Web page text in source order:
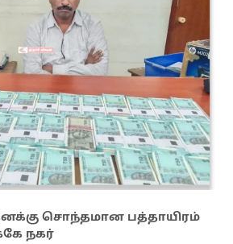
சொந்தமான பத்தாயிரம்
நகர்